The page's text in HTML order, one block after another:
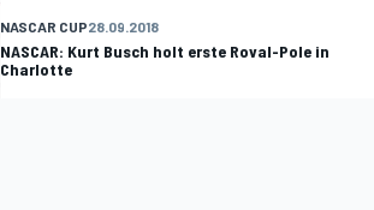
NASCAR CUP28.09.2018
NASCAR: Kurt Busch holt erste Roval-Pole in
Charlotte